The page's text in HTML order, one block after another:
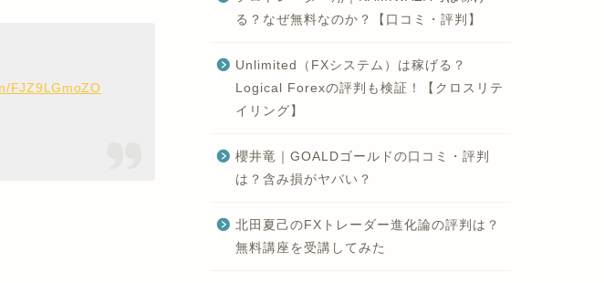
FJZ9LGmoZO
る？なぜ無料なのか？【口コミ・評判】
Unlimited（FXシステム）は稼げる？
Logical Forexの評判も検証！【クロスリテ
イリング】
櫻井竜｜GOALDゴールドの口コミ・評判
は？含み損がヤバい？
北田夏己のFXトレーダー進化論の評判は？
無料講座を受講してみた